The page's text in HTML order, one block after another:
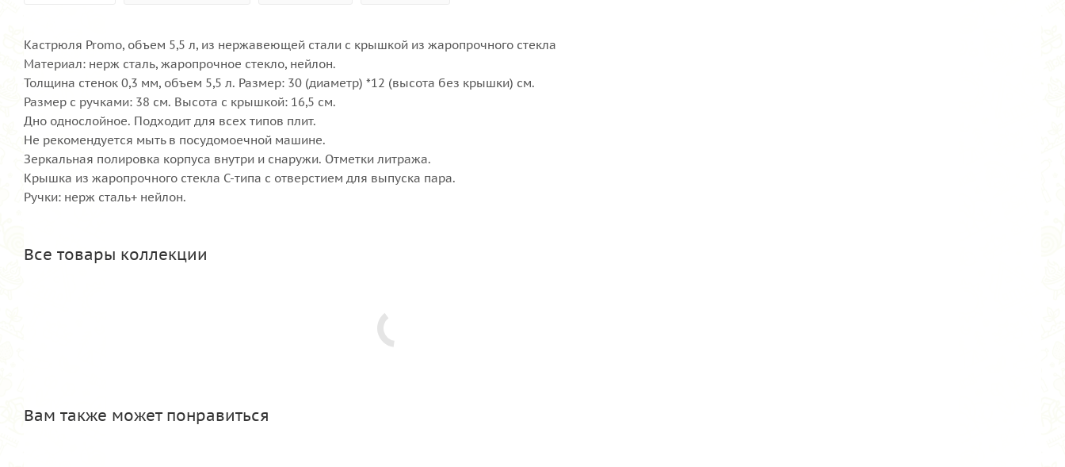
Кастрюля Promo, объем 5,5 л, из нержавеющей стали с крышкой из жаропрочного стекла
Материал: нерж сталь, жаропрочное стекло, нейлон.
Толщина стенок 0,3 мм, объем 5,5 л. Размер: 30 (диаметр) *12 (высота без крышки) см.
Размер с ручками: 38 см. Высота с крышкой: 16,5 см.
Дно однослойное. Подходит для всех типов плит.
Не рекомендуется мыть в посудомоечной машине.
Зеркальная полировка корпуса внутри и снаружи. Отметки литража.
Крышка из жаропрочного стекла С-типа с отверстием для выпуска пара.
Ручки: нерж сталь+ нейлон.
Все товары коллекции
Вам также может понравиться